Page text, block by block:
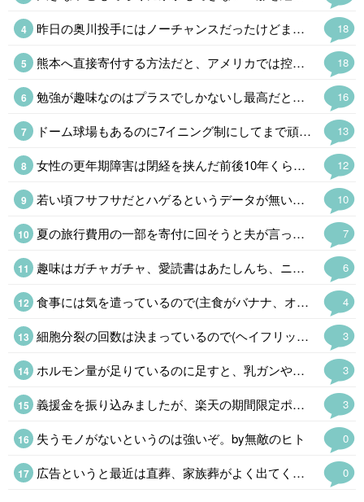
18
昨日の奥川投手にはノーチャンスだったけどまあ、しょうがない。スタメンも入団3年目くらいの選手ばかりで前監督が「育成してたら最下位」と言ったメンバーでよくやってる。最近は外国人選手もわりと当たるしFAなしで若手に蓋をしないようになっていくのかな。らしくないけど。
18
熊本へ直接寄付する方法だと、アメリカでは控除の対象にならない 泣 こっちからだとクレカで寄付するのが手数料取られないし一番簡単なんだけど、控除を受けたいから日本へ寄付する時はアメリカの赤十字を経由してる
16
勉強が趣味なのはプラスでしかないし最高だと思う 最近、勉強しない人はダメだと思う出来事が多くて、より強く思う 勉強しない人は努力しないから、だらしないし疲れる
13
ドーム球場もあるのに7イニング制にしてまで頑なに甲子園でやるのはたんに利用料がタダという理由らしい。ユニフォームが派手で学生野球らしくないと明治時代みたいなコト言ってた高野連もうまくやれんもんだ。
12
女性の更年期障害は閉経を挟んだ前後10年くらいだけど、男性はホルモンが減り続けるので区切りがないし、60代になって老年期だから大丈夫ということもないそうだ。(それくらいで発症する場合も多い) 問題は生活習慣病が悪化したり、フレイルの加速で足腰が怪しくなったり、認知症のリスクが上がるというのでかなり厄介である。男性の乳ガンより確率は高いんだからもっと知られるべきだと思う。
10
若い頃フサフサだとハゲるというデータが無いのは知っているんですが、長年理容室をやっている方は自信を持って言うんですよ。 現場の感覚は大事なので、あるかもしれないと思ってます。 あとは年配者による経験談ですね、若い頃毛量が多かった人ほどハゲていると言う人に沢山出会いました。 僕にとって体験談は貴重なデータですが、無関係だと思いたいw
7
夏の旅行費用の一部を寄付に回そうと夫が言ってくれて、振り込んでくれました。 家計管理は、しっかり者の夫が主導してくれてます、私は精神年齢小学生なのです😓💦
6
趣味はガチャガチャ、愛読書はあたしんち、ニンテンドーDS出る度に並んでます💦 精神年齢小学生です😓ハイ。 よく「若いね」と言われるけど「幼いね」を変換してるの気付いてます💦
4
食事には気を遣っているので(主食がバナナ、オートミール、全粒粉クラッカー、今の時期はトウモロコシも🌟)食生活には自信があるのですが、旅行で飲み食いしたり自分用お土産😂で2kg太ったのでダイエット中です。 普段の食生活に戻して、食後の血糖値急上昇を阻止する足踏み運動も始めました。 大体1kg落ちたので、あと半分頑張ります。
3
細胞分裂の回数は決まっているので(ヘイフリック限界)、もしかすると!と思ってAIに聞いてみました。 「若いうちに毛量が多いからといって毛根の細胞分裂の回数を早く消費するわけではないため、安心してください」と言われました😂
3
ホルモン量が足りているのに足すと、乳ガンや血栓のリスクが増したり、余計にホルモンバランスが崩れるので処方されなかったのは当然です😅 即効性を求めるならプラセンタ注射(48歳なら保険適応)がありますし、漢方薬もあります。 完全に情報不足です💧
3
義援金を振り込みましたが、楽天の期間限定ポイントがあったので、ポイントも少しだけ(金額はショボいので㊙️)にはなりますが寄付させて戴きました。 この暑さによる二次災害も心配ですが、支援物資の仕分けが追い付かず停止しているそうなので、今回はお金だけにしました👛 現地のボランティアの方にも頭が下がります。
0
失うモノがないというのは強いぞ。by無敵のヒト
0
広告というと最近は直葬、家族葬がよく出てくるけど、求人サイトの「昆虫·正社員」というのと不動産サイトの「2LDK0.9万円」(超絶事故物件にしてもあり得ない誤植だ)のインパクト半端なかった。